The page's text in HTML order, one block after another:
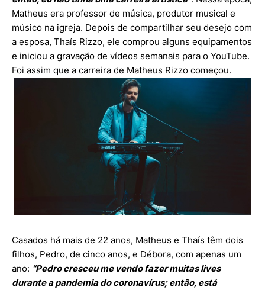
Matheus era professor de música, produtor musical e
músico na igreja. Depois de compartilhar seu desejo com
a esposa, Thaís Rizzo, ele comprou alguns equipamentos
e iniciou a gravação de vídeos semanais para o YouTube.
Foi assim que a carreira de Matheus Rizzo começou.
Casados há mais de 22 anos, Matheus e Thaís têm dois
filhos, Pedro, de cinco anos, e Débora, com apenas um
ano: “Pedro cresceu me vendo fazer muitas lives
durante a pandemia do coronavírus; então, está